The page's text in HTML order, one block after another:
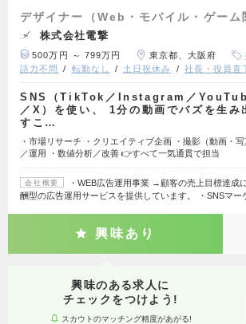
デザイナー（Web・モバイル・ゲーム
株式会社電撃
500万円 ～ 799万円 東京都、大阪府
語力不問
転勤なし 土日祝休み 社長・役員直
SNS（TikTok／Instagram／
／X）を使い、 1分の動画でバズを生み
すこ…
・市場リサーチ ・クリエイティブ企画 ・撮影（動画・
／運用 ・数値分析／改善 👉すべて一気通貫で担当
会社概要
・WEB広告運用事業 →顧客の売上目標達成
酬型の広告運用サービスを提供しています。 ・SNSマー
興味あり
興味のある求人に
チェックをつけよう!
スカウトのマッチング精度があがる!